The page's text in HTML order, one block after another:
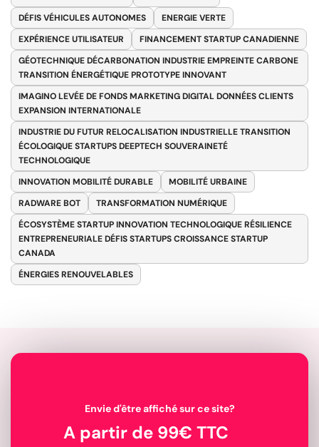
DÉFIS VÉHICULES AUTONOMES
ENERGIE VERTE
EXPÉRIENCE UTILISATEUR
FINANCEMENT STARTUP CANADIENNE
GÉOTECHNIQUE DÉCARBONATION INDUSTRIE EMPREINTE CARBONE
TRANSITION ÉNERGÉTIQUE PROTOTYPE INNOVANT
IMAGINO LEVÉE DE FONDS MARKETING DIGITAL DONNÉES CLIENTS
EXPANSION INTERNATIONALE
INDUSTRIE DU FUTUR RELOCALISATION INDUSTRIELLE TRANSITION
ÉCOLOGIQUE STARTUPS DEEPTECH SOUVERAINETÉ
TECHNOLOGIQUE
INNOVATION MOBILITÉ DURABLE
MOBILITÉ URBAINE
RADWARE BOT
TRANSFORMATION NUMÉRIQUE
ÉCOSYSTÈME STARTUP INNOVATION TECHNOLOGIQUE RÉSILIENCE
ENTREPRENEURIALE DÉFIS STARTUPS CROISSANCE STARTUP
CANADA
ÉNERGIES RENOUVELABLES
Envie d'être affiché sur ce site?
A partir de 99€ TTC